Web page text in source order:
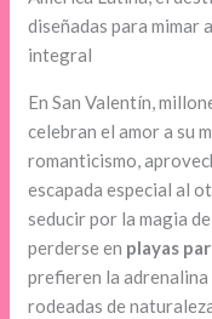
diseñadas para mimar
integral
En San Valentín,
celebran el amor a su
romanticismo,
escapada especial al
seducir por la magia
perderse en playas
prefieren la adrenalina
rodeadas de